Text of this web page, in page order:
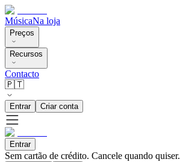
MúsicaNa loja
Preços
Recursos
Contacto
🇵🇹
Entrar Criar conta
Entrar
Sem cartão de crédito. Cancele quando quiser.